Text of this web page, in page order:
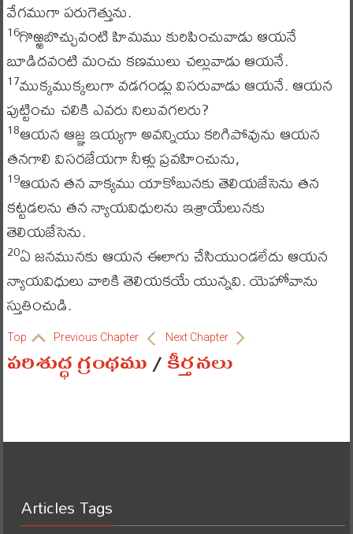
వేగముగా పరుగెత్తును.
16గొఱ్ఱబొచ్చువంటి హిమము కురిపించువాడు ఆయనే
బూడిదవంటి మంచు కణములు చల్లువాడు ఆయనే.
17ముక్కముక్కలుగా వడగండ్లు విసరువాడు ఆయనే. ఆయన
పుట్టించు చలికి ఎవరు నిలువగలరు?
18ఆయన ఆజ్ఞ ఇయ్యగా అవన్నియు కరిగిపోవును ఆయన
తనగాలి విసరజేయగా నీళ్లు ప్రవహించును,
19ఆయన తన వాక్యము యాకోబునకు తెలియజేసెను తన
కట్టడలను తన న్యాయవిధులను ఇశ్రాయేలునకు
తెలియజేసెను.
20ఏ జనమునకు ఆయన ఈలాగు చేసియుండలేదు ఆయన
న్యాయవిధులు వారికి తెలియకయే యున్నవి. యెహోవాను
స్తుతించుడి.
Top Previous Chapter Next Chapter
పరిశుద్ధ గ్రంథము/కీర్తనలు
Articles Tags